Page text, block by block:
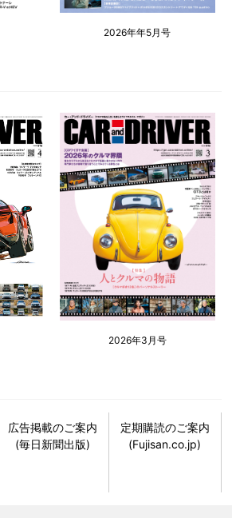
2026年年5月号
2026年3月号
広告掲載のご案内
(毎日新聞出版)
定期購読のご案内
(Fujisan.co.jp)